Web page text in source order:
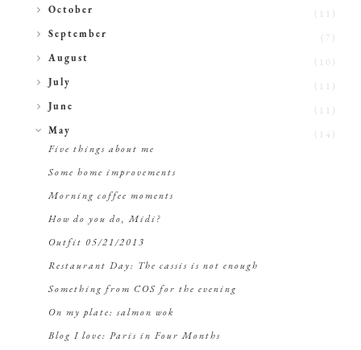
►
October
►
September
(7)
►
August
(10)
►
July
►
June
▼
May
(14)
Five things about me
Some home improvements
Morning coffee moments
How do you do, Midi?
Outfit 05/21/2013
Restaurant Day: The cassis is not enough
Something from COS for the evening
On my plate: salmon wok
Blog I love: Paris in Four Months